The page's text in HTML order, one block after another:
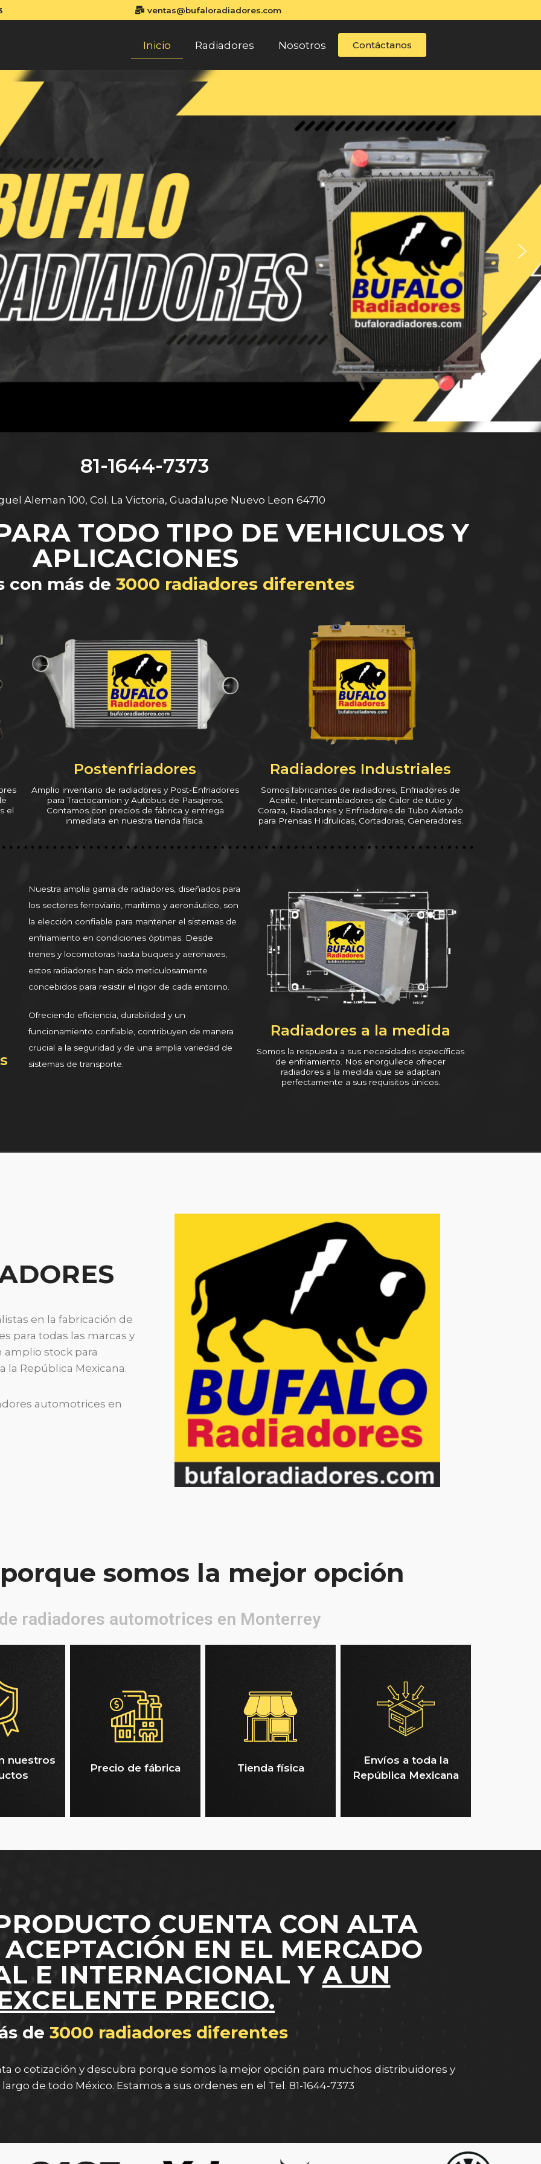
ventas@bufaloradiadores.com
Inicio Radiadores Nosotros Contáctanos
81-1644-7373
Aleman 100, Col. La Victoria, Guadalupe Nuevo Leon 64710
TODO TIPO DE VEHICULOS Y
APLICACIONES
con más de 3000 radiadores diferentes
el
Postenfriadores
Amplio inventario de radiadores y Post-Enfriadores
para Tractocamion y Autobus de Pasajeros.
Contamos con precios de fábrica y entrega
inmediata en nuestra tienda física.
Radiadores Industriales
Somos fabricantes de radiadores, Enfriadores de
Aceite, Intercambiadores de Calor de tubo y
Coraza, Radiadores y Enfriadores de Tubo Aletado
para Prensas Hidrulicas, Cortadoras, Generadores.
Nuestra amplia gama de radiadores, diseñados para
los sectores ferroviario, marítimo y aeronáutico, son
la elección confiable para mantener el sistemas de
enfriamiento en condiciones óptimas. Desde
trenes y locomotoras hasta buques y aeronaves,
estos radiadores han sido meticulosamente
concebidos para resistir el rigor de cada entorno.
Ofreciendo eficiencia, durabilidad y un
funcionamiento confiable, contribuyen de manera
crucial a la seguridad y de una amplia variedad de
sistemas de transporte.
Radiadores a la medida
Somos la respuesta a sus necesidades específicas
de enfriamiento. Nos enorgullece ofrecer
radiadores a la medida que se adaptan
perfectamente a sus requisitos únicos.
en la fabricación de
para todas las marcas y
amplio stock para
la República Mexicana.
automotrices en
somos la mejor opción
radiadores automotrices en Monterrey
nuestros
Precio de fábrica Tienda física
Envíos a toda la
República Mexicana
CUENTA CON ALTA
EN EL MERCADO
E INTERNACIONAL YA UN
PRECIO.
de 3000 radiadores diferentes
o cotización y descubra porque somos la mejor opción para muchos distribuidores y
de todo México. Estamos a sus ordenes en el Tel. 81-1644-7373